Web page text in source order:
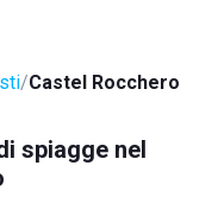
Castel Rocchero
spiagge nel